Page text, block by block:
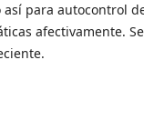
para autocontrol
afectivamente.